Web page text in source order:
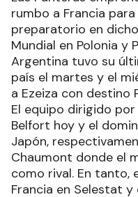
Las Panteras
rumbo a Francia
preparatorio en
Mundial en Polonia y
Argentina tuvo su
país el martes y el
a Ezeiza con destino
El equipo dirigido
Belfort hoy y el
Japón,
Chaumont donde el
como rival. En tanto,